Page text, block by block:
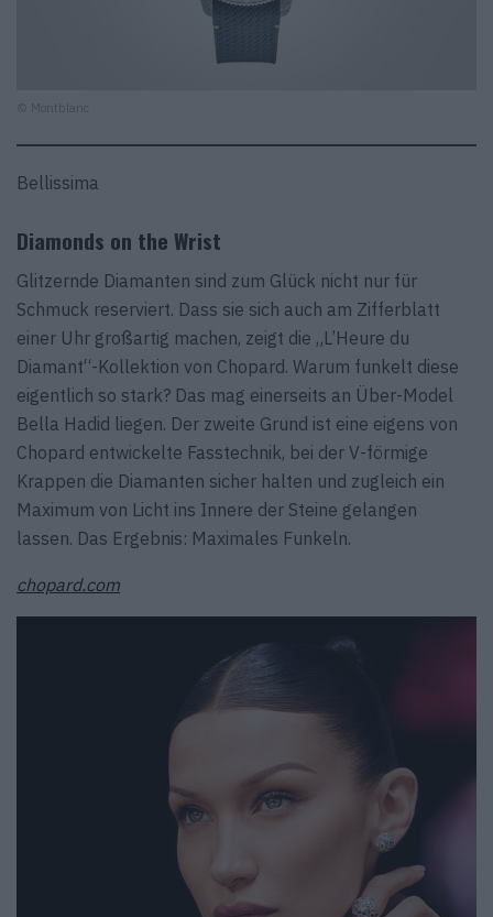
© Montblanc
Bellissima
Diamonds on the Wrist
Glitzernde Diamanten sind zum Glück nicht nur für
Schmuck reserviert. Dass sie sich auch am Zifferblatt
einer Uhr großartig machen, zeigt die „L’Heure du
Diamant“-Kollektion von Chopard. Warum funkelt diese
eigentlich so stark? Das mag einerseits an Über-Model
Bella Hadid liegen. Der zweite Grund ist eine eigens von
Chopard entwickelte Fasstechnik, bei der V-förmige
Krappen die Diamanten sicher halten und zugleich ein
Maximum von Licht ins Innere der Steine gelangen
lassen. Das Ergebnis: Maximales Funkeln.
chopard.com